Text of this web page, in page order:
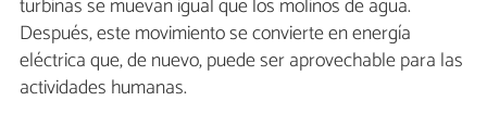
Después, este movimiento se convierte en energía
eléctrica que, de nuevo, puede ser aprovechable para las
actividades humanas.